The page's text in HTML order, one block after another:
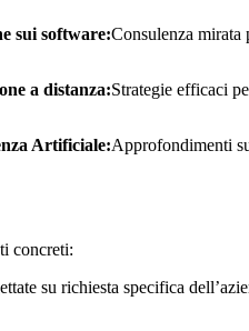
sui software:Consulenza mirata
a distanza:Strategie efficaci
Artificiale:Approfondimenti
concreti:
su richiesta specifica